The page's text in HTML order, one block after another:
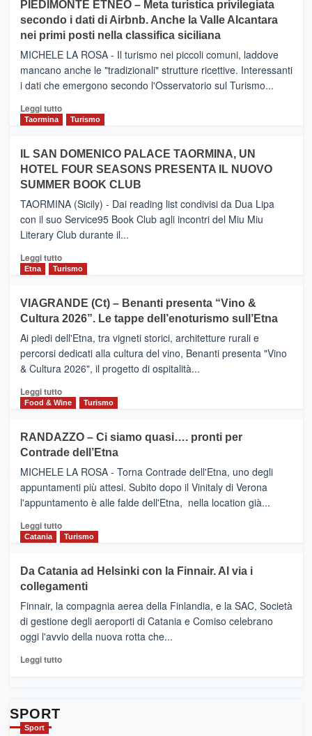
CATANIA
–
Inaugurato
il
nuovo
collegamento
tra
e
Zanzibar
da
Neos
PIEDIMONTE ETNEO – Meta turistica privilegiata
secondo i dati di Airbnb. Anche la Valle Alcantara
nei primi posti nella classifica siciliana
MICHELE LA ROSA - Il turismo nei piccoli comuni, laddove
mancano anche le "tradizionali" strutture ricettive. Interessanti
i dati che emergono secondo l'Osservatorio sul Turismo...
Leggi tuttoLeggi
PIEDIMONTE
ETNEO
–
Meta
turistica
privilegiata
secondo
dati
di
Anche
la
Alcantara
nei
primi
nella
classifica
Taormina Turismo
IL SAN DOMENICO PALACE TAORMINA, UN
HOTEL FOUR SEASONS PRESENTA IL NUOVO
SUMMER BOOK CLUB
TAORMINA (Sicily) - Dai reading list condivisi da Dua Lipa
con il suo Service95 Book Club agli incontri del Miu Miu
Literary Club durante il...
Leggi tuttoLeggi
di
IL
SAN
DOMENICO
PALACE
TAORMINA,
UN
HOTEL
FOUR
IL
NUOVO
SUMMER
CLUB
Etna Turismo
VIAGRANDE (Ct) – Benanti presenta “Vino &
Cultura 2026”. Le tappe dell’enoturismo sull’Etna
Ai piedi dell'Etna, tra vigneti storici, architetture rurali e
percorsi dedicati alla cultura del vino, Benanti presenta "Vino
& Cultura 2026", il progetto di ospitalità...
Leggi tuttoLeggi
di
VIAGRANDE
(Ct)
–
Benanti
presenta
“Vino
&
Cultura
tappe
dell’enoturismo
Food & Wine Turismo
RANDAZZO – Ci siamo quasi…. pronti per
Contrade dell’Etna
MICHELE LA ROSA - Torna Contrade dell'Etna, uno degli
appuntamenti più attesi. Subito dopo il Vinitaly di Verona
l'appuntamento è alle falde dell'Etna, nella location già...
Leggi tuttoLeggi
di
RANDAZZO
–
Ci
siamo
quasi….
pronti
per
Catania Turismo
Da Catania ad Helsinki con la Finnair. Al via i
collegamenti
Finnair, la compagnia aerea della Finlandia, e la SAC, Società
di gestione degli aeroporti di Catania e Comiso celebrano
oggi l'avvio della nuova rotta che...
Leggi tuttoLeggi
SPORT
Sport